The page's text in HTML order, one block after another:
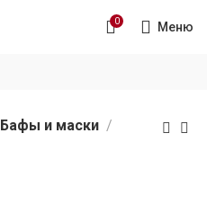
0 Меню
Бафы и маски